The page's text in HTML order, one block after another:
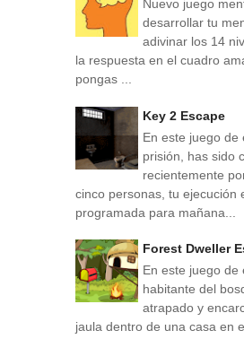
Nuevo juego
desarrollar tu
adivinar los 14
la respuesta en el cuadro
pongas ...
Key 2 Escape
En este juego de
prisión, has sido
recientemente
cinco personas, tu ejecución
programada para mañana...
Forest Dweller
En este juego de
habitante del
atrapado y
jaula dentro de una casa en